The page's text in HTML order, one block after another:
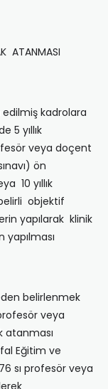
ATANMASI
edilmiş kadrolara
5 yıllık
veya doçent
ön
10 yıllık
objektif
yapılarak klinik
belirlenmek
veya
atanması
Eğitim ve
sı profesör veya